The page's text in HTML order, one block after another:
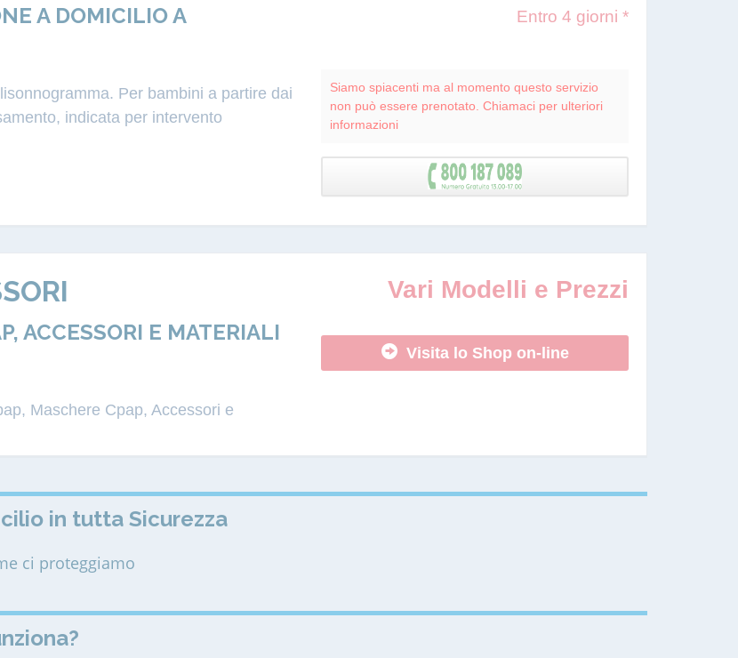
A DOMICILIO A
Per bambini a partire dai
indicata per intervento
Entro 4 giorni *
Siamo spiacenti ma al momento questo servizio
non può essere prenotato. Chiamaci per ulteriori
informazioni
ACCESSORI E MATERIALI
Maschere Cpap, Accessori e
Vari Modelli e Prezzi
Visita lo Shop on-line
in tutta Sicurezza
ci proteggiamo